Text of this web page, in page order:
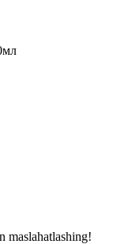
maslahatlashing!